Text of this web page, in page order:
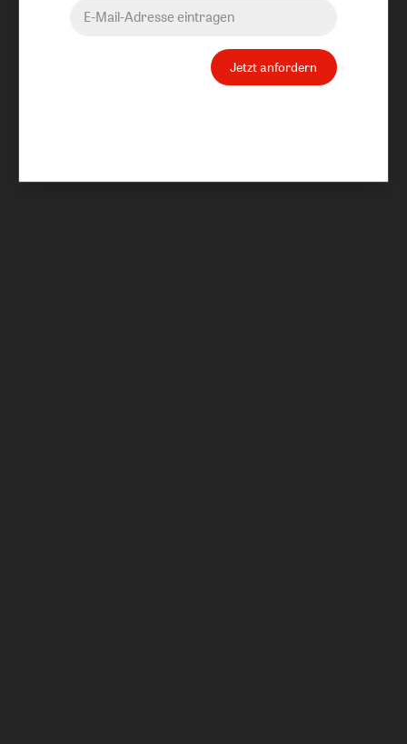
Jetzt anfordern